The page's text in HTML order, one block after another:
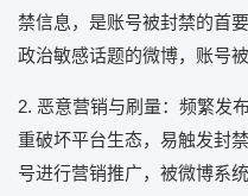
禁信息，是账号被封禁的首
政治敏感话题的微博，账号被
2. 恶意营销与刷量：频繁发
重破坏平台生态，易触发封
号进行营销推广，被微博系